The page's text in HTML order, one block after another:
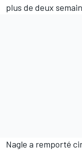
plus de deux
Nagle a remporté